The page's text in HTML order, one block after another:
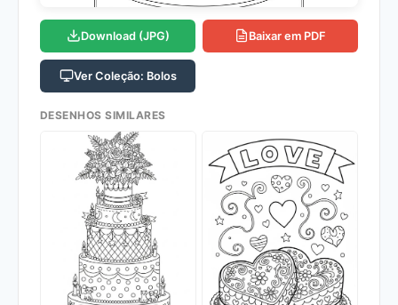
Download (JPG) Baixar em PDF
Ver Coleção: Bolos
DESENHOS SIMILARES